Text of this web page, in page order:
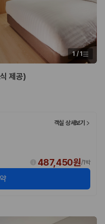
1/ 1
제공)
객실 상세보기
487,450원/1박